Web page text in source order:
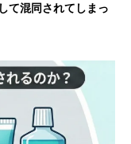
て混同されてしまっ